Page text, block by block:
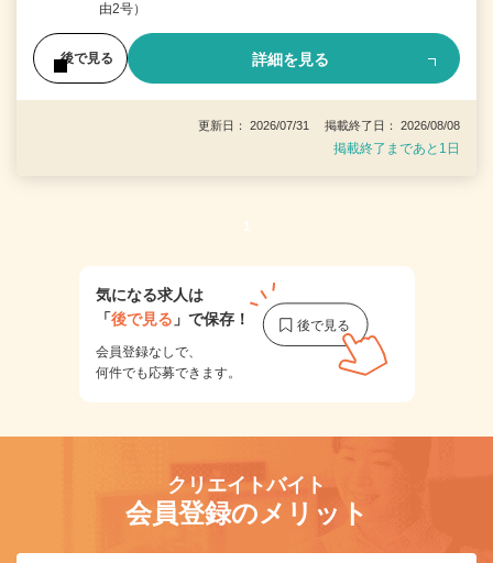
由2号）
後で見る 詳細を見る
更新日： 2026/07/31 掲載終了日： 2026/08/08
掲載終了まであと1日
1
気になる求人は
「後で見る 」で保存！
会員登録なしで、
何件でも応募できます。
クリエイトバイト
会員登録のメリット